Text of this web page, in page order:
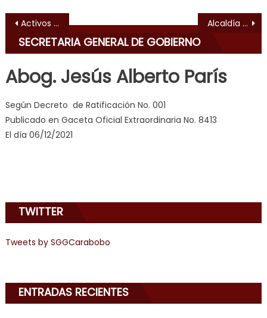
dancer
milf,
de
pono
doido ,
about
of
am
Navegación de entradas
Activos al 100% aeropuertos de Carabobo Alcaldía se prepara para inaugurar los “XIX Juegos Escolares Libertador Te Quiero 2019”
SECRETARIA GENERAL DE GOBIERNO
Abog. Jesús Alberto París
Según Decreto de Ratificación No. 001
Publicado en Gaceta Oficial Extraordinaria No. 8413
El día 06/12/2021
TWITTER
Tweets by SGGCarabobo
ENTRADAS RECIENTES